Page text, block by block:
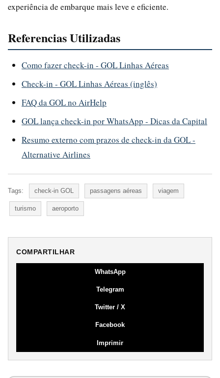
experiência de embarque mais leve e eficiente.
Referencias Utilizadas
Como fazer check-in - GOL Linhas Aéreas
Check-in - GOL Linhas Aéreas (inglês)
FAQ da GOL no AirHelp
GOL lança check-in por WhatsApp - Dicas da Capital
Resumo externo com prazos de check-in da GOL -
Alternative Airlines
Tags: check-in GOL passagens aéreas viagem
turismo aeroporto
COMPARTILHAR
WhatsApp
Telegram
Twitter / X
Facebook
Imprimir